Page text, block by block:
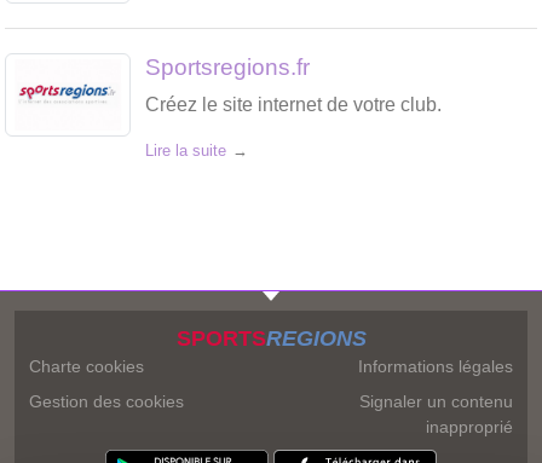
Sportsregions.fr
Créez le site internet de votre club.
Lire la suite
SPORTSREGIONS
Charte cookies
Gestion des cookies
Informations légales
Signaler un contenu
inapproprié